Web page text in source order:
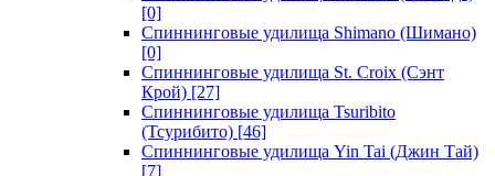
[0]
Спиннинговые удилища Shimano (Шимано)
[0]
Спиннинговые удилища St. Croix (Сэнт
Крой) [27]
Спиннинговые удилища Tsuribito
(Тсурибито) [46]
Спиннинговые удилища Yin Tai (Джин Тай)
[7]